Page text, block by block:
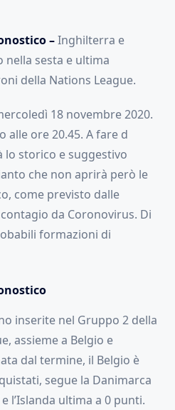
–Inghilterra e
sesta e ultima
della Nations League.
18 novembre 2020.
alle ore 20.45. A fare d
lo storico e suggestivo
che non aprirà però le
come previsto dalle
da Coronovirus. Di
formazioni di
inserite nel Gruppo 2 della
assieme a Belgio e
dal termine, il Belgio è
segue la Danimarca
l’Islanda ultima a 0 punti.